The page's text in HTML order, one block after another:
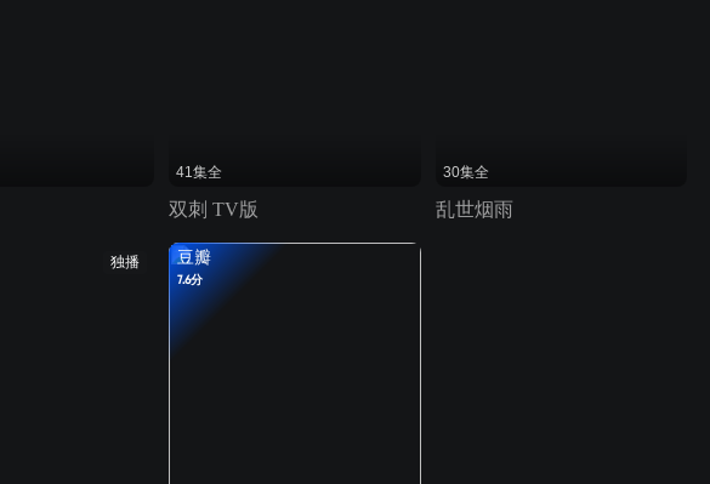
41集全
双刺 TV版
30集全
乱世烟雨
独播 豆瓣
7.6分